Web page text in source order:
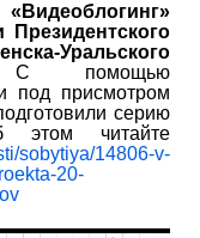
Президентского
Уральского
помощью
под присмотром
серию
этом читайте
sobytiya/14806-v-
20-